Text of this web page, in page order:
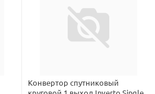
Конвертор спутниковый